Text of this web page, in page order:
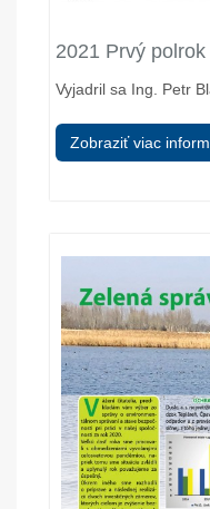
2021 Prvý
Vyjadril sa Ing. Petr
Zobraziť viac